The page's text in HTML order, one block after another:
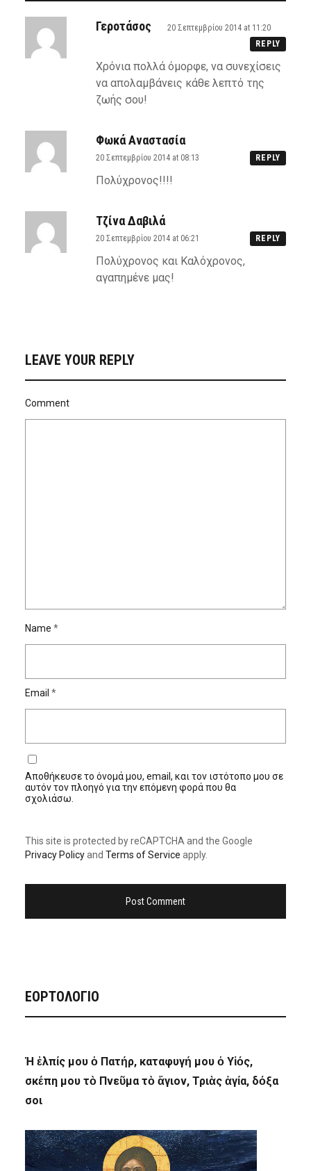
Γεροτάσος
20 Σεπτεμβρίου 2014 at 11:20
REPLY
Χρόνια πολλά όμορφε, να συνεχίσεις
να απολαμβάνεις κάθε λεπτό της
ζωής σου!
Φωκά Αναστασία
20 Σεπτεμβρίου 2014 at 08:13 REPLY
Πολύχρονος!!!!
Τζίνα Δαβιλά
20 Σεπτεμβρίου 2014 at 06:21 REPLY
Πολύχρονος και Καλόχρονος,
αγαπημένε μας!
LEAVE YOUR REPLY
Comment
Name *
Email *
Αποθήκευσε το όνομά μου, email, και τον ιστότοπο μου σε
αυτόν τον πλοηγό για την επόμενη φορά που θα
σχολιάσω.
This site is protected by reCAPTCHA and the Google
Privacy Policyand Terms of Service apply.
ΕΟΡΤΟΛΟΓΙΟ
Ἡ ἐλπίς μου ὁ Πατήρ, καταφυγή μου ὁ Υἱός,
σκέπη μου τὸ Πνεῦμα τὸ ἅγιον, Τριὰς ἁγία, δόξα
σοι